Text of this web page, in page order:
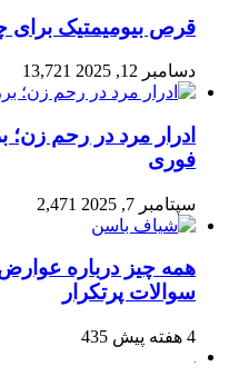
قرص بیومیمتیک
دسامبر 12, 2025 13,721
ادرار مرد در رحم
فوری
سپتامبر 7, 2025 2,471
همه چیز درباره
سوالات پرتکرار
4 هفته پیش 435